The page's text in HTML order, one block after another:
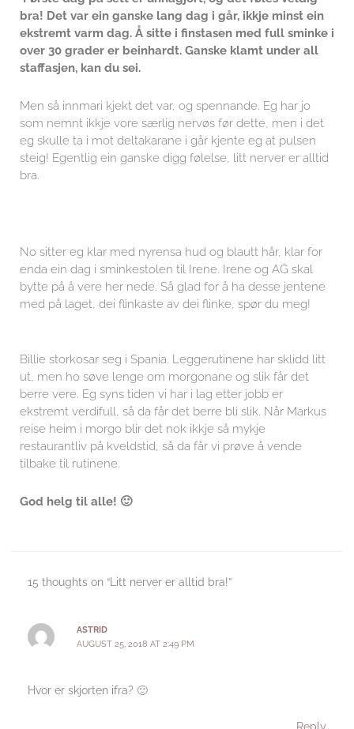
bra! Det var ein ganske lang dag i går, ikkje minst ein
ekstremt varm dag. Å sitte i finstasen med full sminke i
over 30 grader er beinhardt. Ganske klamt under all
staffasjen, kan du sei.
Men så innmari kjekt det var, og spennande. Eg har jo
som nemnt ikkje vore særlig nervøs før dette, men i det
eg skulle ta i mot deltakarane i går kjente eg at pulsen
steig! Egentlig ein ganske digg følelse, litt nerver er alltid
bra.
No sitter eg klar med nyrensa hud og blautt hår, klar for
enda ein dag i sminkestolen til Irene. Irene og AG skal
bytte på å vere her nede. Så glad for å ha desse jentene
med på laget, dei flinkaste av dei flinke, spør du meg!
Billie storkosar seg i Spania. Leggerutinene har sklidd litt
ut, men ho søve lenge om morgonane og slik får det
berre vere. Eg syns tiden vi har i lag etter jobb er
ekstremt verdifull, så da får det berre bli slik. Når Markus
reise heim i morgo blir det nok ikkje så mykje
restaurantliv på kveldstid, så da får vi prøve å vende
tilbake til rutinene.
God helg til alle! 🙂
15 thoughts on “Litt nerver er alltid bra!”
ASTRID
AUGUST 25, 2018 AT 2:49 PM
Hvor er skjorten ifra? 🙂